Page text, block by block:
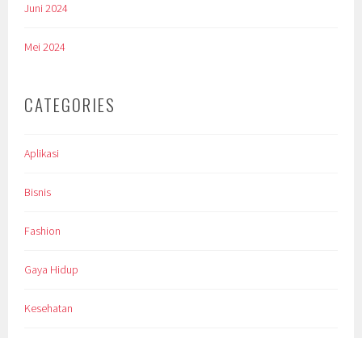
Juni 2024
Mei 2024
CATEGORIES
Aplikasi
Bisnis
Fashion
Gaya Hidup
Kesehatan